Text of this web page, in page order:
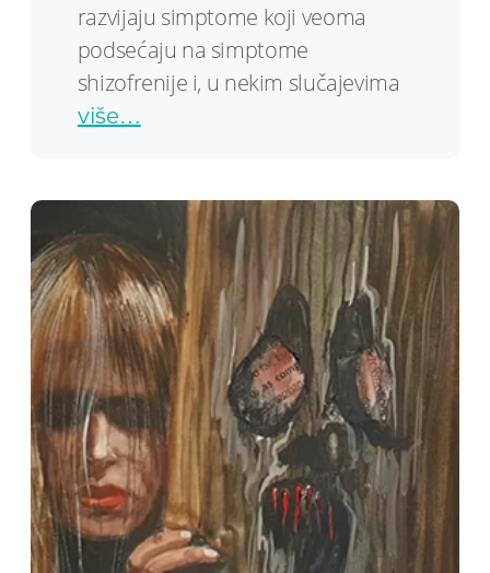
razvijaju simptome koji veoma
podsećaju na simptome
shizofrenije i, u nekim slučajevima
više…